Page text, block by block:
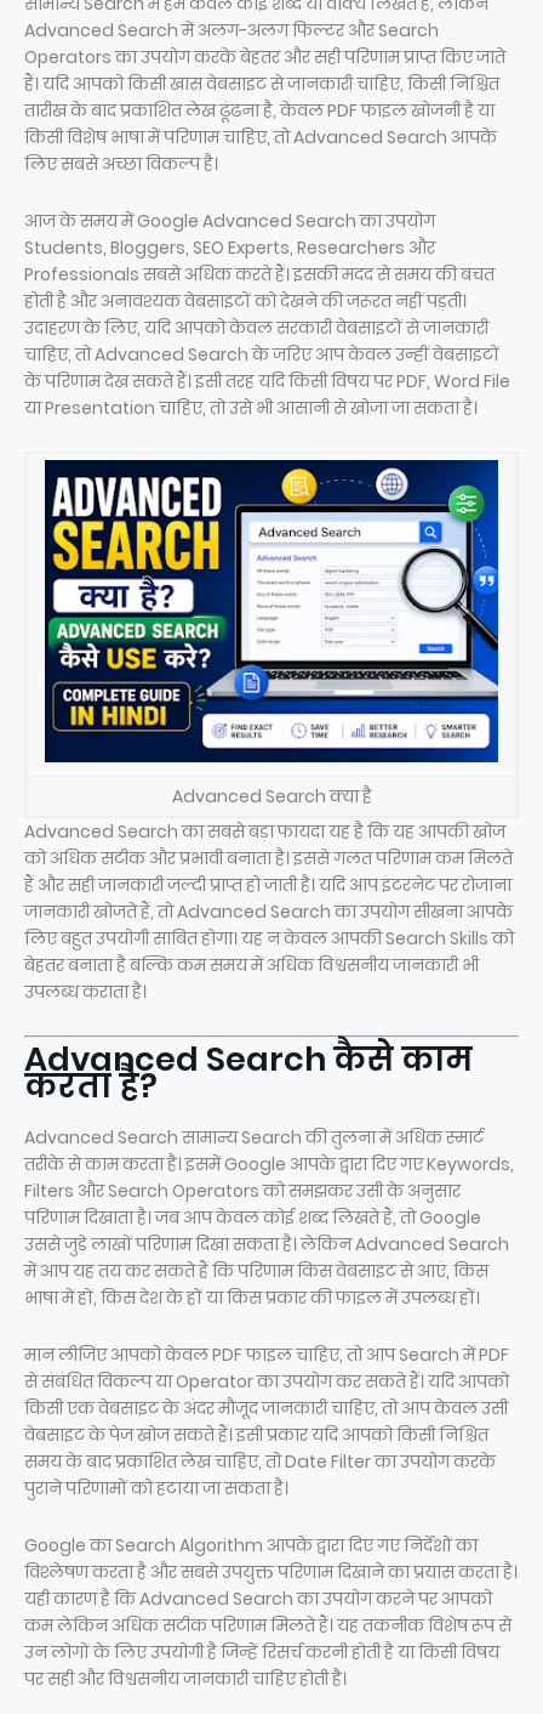
Advanced Search में अलग-अलग फिल्टर और Search
Operators का उपयोग करके बेहतर और सही परिणाम प्राप्त किए जाते
हैं। यदि आपको किसी खास वेबसाइट से जानकारी चाहिए, किसी निश्चित
तारीख के बाद प्रकाशित लेख ढूंढना है, केवल PDF फाइल खोजनी है या
किसी विशेष भाषा में परिणाम चाहिए, तो Advanced Search आपके
लिए सबसे अच्छा विकल्प है।
आज के समय में Google Advanced Search का उपयोग
Students, Bloggers, SEO Experts, Researchers और
Professionals सबसे अधिक करते हैं। इसकी मदद से समय की बचत
होती है और अनावश्यक वेबसाइटों को देखने की जरूरत नहीं पड़ती।
उदाहरण के लिए, यदि आपको केवल सरकारी वेबसाइटों से जानकारी
चाहिए, तो Advanced Search के जरिए आप केवल उन्हीं वेबसाइटों
के परिणाम देख सकते हैं। इसी तरह यदि किसी विषय पर PDF, Word File
या Presentation चाहिए, तो उसे भी आसानी से खोजा जा सकता है।
Advanced Search क्या है
Advanced Search का सबसे बड़ा फायदा यह है कि यह आपकी खोज
को अधिक सटीक और प्रभावी बनाता है। इससे गलत परिणाम कम मिलते
हैं और सही जानकारी जल्दी प्राप्त हो जाती है। यदि आप इंटरनेट पर रोजाना
जानकारी खोजते हैं, तो Advanced Search का उपयोग सीखना आपके
लिए बहुत उपयोगी साबित होगा। यह न केवल आपकी Search Skills को
बेहतर बनाता है बल्कि कम समय में अधिक विश्वसनीय जानकारी भी
उपलब्ध कराता है।
Advanced Search कैसे काम
करता है?
Advanced Search सामान्य Search की तुलना में अधिक स्मार्ट
तरीके से काम करता है। इसमें Google आपके द्वारा दिए गए Keywords,
Filters और Search Operators को समझकर उसी के अनुसार
परिणाम दिखाता है। जब आप केवल कोई शब्द लिखते हैं, तो Google
उससे जुड़े लाखों परिणाम दिखा सकता है। लेकिन Advanced Search
में आप यह तय कर सकते हैं कि परिणाम किस वेबसाइट से आएं, किस
भाषा में हों, किस देश के हों या किस प्रकार की फाइल में उपलब्ध हों।
मान लीजिए आपको केवल PDF फाइल चाहिए, तो आप Search में PDF
से संबंधित विकल्प या Operator का उपयोग कर सकते हैं। यदि आपको
किसी एक वेबसाइट के अंदर मौजूद जानकारी चाहिए, तो आप केवल उसी
वेबसाइट के पेज खोज सकते हैं। इसी प्रकार यदि आपको किसी निश्चित
समय के बाद प्रकाशित लेख चाहिए, तो Date Filter का उपयोग करके
पुराने परिणामों को हटाया जा सकता है।
Google का Search Algorithm आपके द्वारा दिए गए निर्देशों का
विश्लेषण करता है और सबसे उपयुक्त परिणाम दिखाने का प्रयास करता है।
यही कारण है कि Advanced Search का उपयोग करने पर आपको
कम लेकिन अधिक सटीक परिणाम मिलते हैं। यह तकनीक विशेष रूप से
उन लोगों के लिए उपयोगी है जिन्हें रिसर्च करनी होती है या किसी विषय
पर सही और विश्वसनीय जानकारी चाहिए होती है।